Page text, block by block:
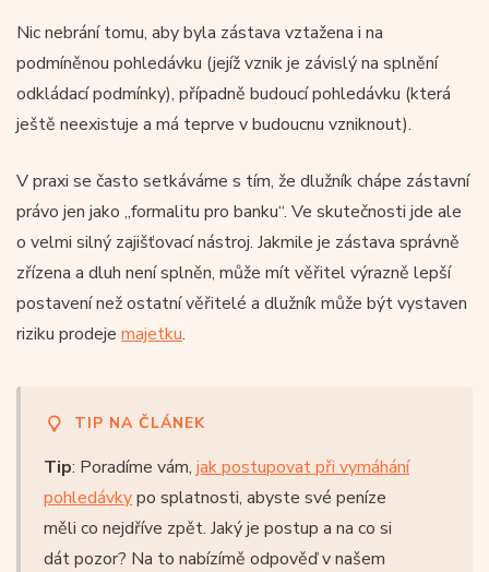
Nic nebrání tomu, aby byla zástava vztažena i na
podmíněnou pohledávku (jejíž vznik je závislý na splnění
odkládací podmínky), případně budoucí pohledávku (která
ještě neexistuje a má teprve v budoucnu vzniknout).
V praxi se často setkáváme s tím, že dlužník chápe zástavní
právo jen jako „formalitu pro banku“. Ve skutečnosti jde ale
o velmi silný zajišťovací nástroj. Jakmile je zástava správně
zřízena a dluh není splněn, může mít věřitel výrazně lepší
postavení než ostatní věřitelé a dlužník může být vystaven
riziku prodeje majetku.
TIP NA ČLÁNEK
Tip: Poradíme vám, jak postupovat při vymáhání
pohledávkypo splatnosti, abyste své peníze
měli co nejdříve zpět. Jaký je postup a na co si
dát pozor? Na to nabízímě odpověď v našem